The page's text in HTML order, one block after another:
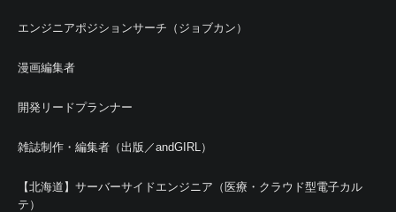
エンジニアポジションサーチ（ジョブカン）
漫画編集者
開発リードプランナー
雑誌制作・編集者（出版／andGIRL）
【北海道】サーバーサイドエンジニア（医療・クラウド型電子カル
テ）